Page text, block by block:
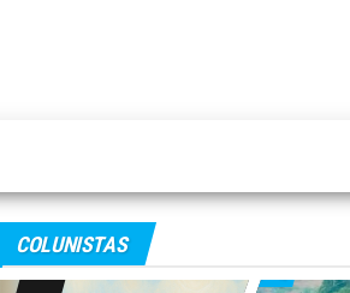
COLUNISTAS
16 de julho de